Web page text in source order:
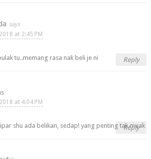
at 2:45 PM
tu..memang rasa nak beli je ni Reply
at 4:04 PM
shu ada belikan, sedap! yang penting tak muak
Reply